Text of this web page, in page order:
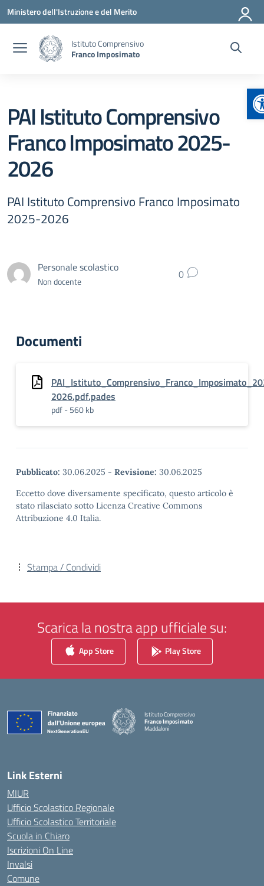
Vai ai contenuti
Vai al menu di navigazione
Vai al footer
Ministero dell'Istruzione e del Merito
Istituto Comprensivo
Franco Imposimato
PAI Istituto Comprensivo
Franco Imposimato 2025-
2026
PAI Istituto Comprensivo Franco Imposimato
2025-2026
Personale scolastico
Non docente 0
Documenti
2026.pdf.pades
pdf - 560 kb
Pubblicato: 30.06.2025 - Revisione: 30.06.2025
Eccetto dove diversamente specificato, questo articolo è
stato rilasciato sotto Licenza Creative Commons
Attribuzione 4.0 Italia.
Stampa / Condividi
Scarica la nostra app ufficiale su:
App Store Play Store
Istituto Comprensivo
Franco Imposimato
Maddaloni
Link Esterni
MIUR
Ufficio Scolastico Regionale
Ufficio Scolastico Territoriale
Scuola in Chiaro
Iscrizioni On Line
Invalsi
Comune